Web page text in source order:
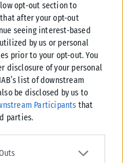
opt-out section to
after your opt-out
seeing interest-based
by us or personal
prior to your opt-out. You
disclosure of your personal
list of downstream
be disclosed by us to
Participants that
parties.
one or more Google
including but not
ή διαβατήριο τα